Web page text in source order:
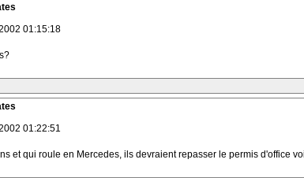
01:15:18
01:22:51
et qui roule en Mercedes, ils devraient repasser le permis d'office